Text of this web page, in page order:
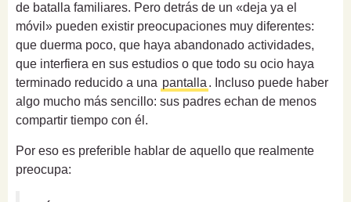
de batalla familiares. Pero detrás de un «deja ya el
móvil» pueden existir preocupaciones muy diferentes:
que duerma poco, que haya abandonado actividades,
que interfiera en sus estudios o que todo su ocio haya
terminado reducido a una pantalla . Incluso puede haber
algo mucho más sencillo: sus padres echan de menos
compartir tiempo con él.
Por eso es preferible hablar de aquello que realmente
preocupa: